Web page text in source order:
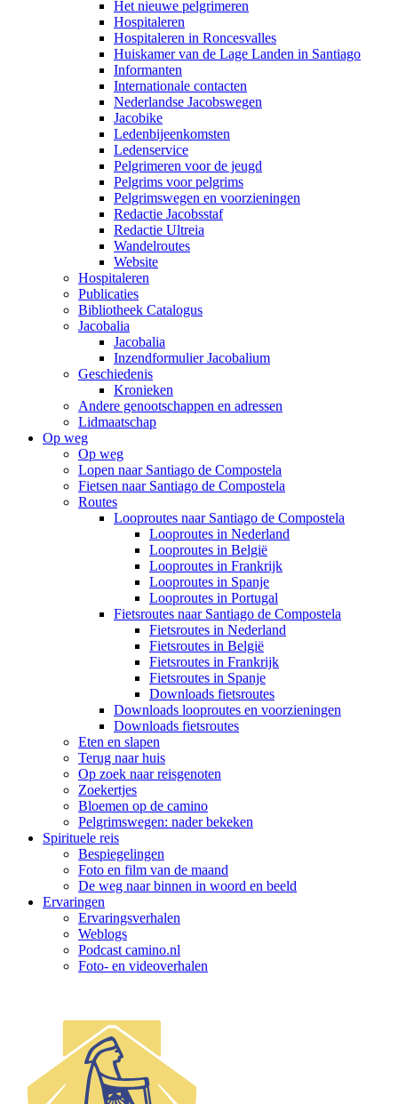
Het nieuwe pelgrimeren
Hospitaleren
Hospitaleren in Roncesvalles
Huiskamer van de Lage Landen in Santiago
Informanten
Internationale contacten
Nederlandse Jacobswegen
Jacobike
Ledenbijeenkomsten
Ledenservice
Pelgrimeren voor de jeugd
Pelgrims voor pelgrims
Pelgrimswegen en voorzieningen
Redactie Jacobsstaf
Redactie Ultreia
Wandelroutes
Website
Hospitaleren
Publicaties
Bibliotheek Catalogus
Jacobalia
Jacobalia
Inzendformulier Jacobalium
Geschiedenis
Kronieken
Andere genootschappen en adressen
Lidmaatschap
Op weg
Op weg
Lopen naar Santiago de Compostela
Fietsen naar Santiago de Compostela
Routes
Looproutes naar Santiago de Compostela
Looproutes in Nederland
Looproutes in België
Looproutes in Frankrijk
Looproutes in Spanje
Looproutes in Portugal
Fietsroutes naar Santiago de Compostela
Fietsroutes in Nederland
Fietsroutes in België
Fietsroutes in Frankrijk
Fietsroutes in Spanje
Downloads fietsroutes
Downloads looproutes en voorzieningen
Downloads fietsroutes
Eten en slapen
Terug naar huis
Op zoek naar reisgenoten
Zoekertjes
Bloemen op de camino
Pelgrimswegen: nader bekeken
Spirituele reis
Bespiegelingen
Foto en film van de maand
De weg naar binnen in woord en beeld
Ervaringen
Ervaringsverhalen
Weblogs
Podcast camino.nl
Foto- en videoverhalen